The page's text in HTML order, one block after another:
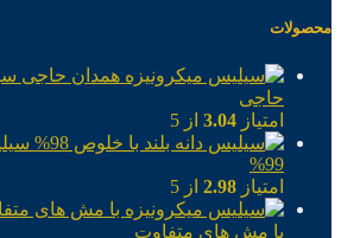
محصولات
حاجی
امتیاز 3.04 از 5
99%
امتیاز 2.98 از 5
با مش های متفاوت